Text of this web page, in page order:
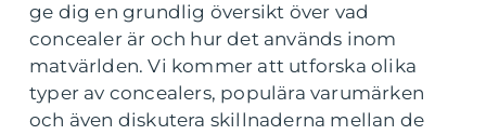
ge dig en grundlig översikt över vad
concealer är och hur det används inom
matvärlden. Vi kommer att utforska olika
typer av concealers, populära varumärken
och även diskutera skillnaderna mellan de